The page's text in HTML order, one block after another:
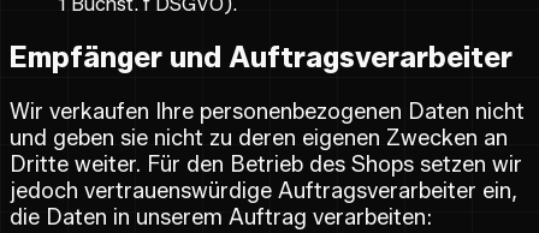
Empfänger und Auftragsverarbeiter
Wir verkaufen Ihre personenbezogenen Daten nicht
und geben sie nicht zu deren eigenen Zwecken an
Dritte weiter. Für den Betrieb des Shops setzen wir
jedoch vertrauenswürdige Auftragsverarbeiter ein,
die Daten in unserem Auftrag verarbeiten: